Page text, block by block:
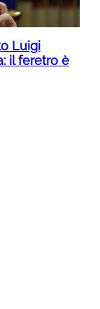
Luigi
il feretro è